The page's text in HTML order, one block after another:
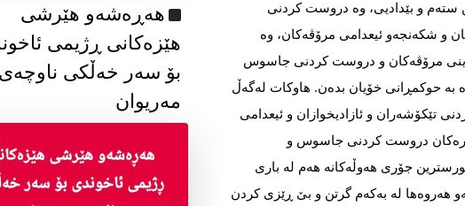
ستەم و بێدادیی، وە دروست کردنی
و شکەنجەو ئیعدامی مرۆڤەکان، وە
مرۆڤەکان و دروست کردنی جاسوس
به‌‌‌ حوکمڕانی خۆیان بده‌‌‌ن. هاوکات لەگەڵ
تێکۆشەران و ئازادیخوازان و ئیعدامی
دروست کردنی جاسوس و
قورسترین جۆری هەوڵەکانە هەم لە باری
هەروەها لە بەکەم گرتن و بێ‌ ڕێزی کردن
هەڕەشەو هێرشی
هێزەکانی ڕژیمی
بۆ سەر خەڵکی
مەریوان